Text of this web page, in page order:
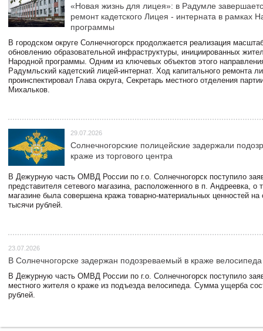
«Новая жизнь для лицея»: в Радумле
ремонт кадетского Лицея - интерната в рамках
программы
В городском округе Солнечногорск продолжается реализация
обновлению образовательной инфраструктуры, инициированных
Народной программы. Одним из ключевых объектов этого
Радумльский кадетский лицей-интернат. Ход капитального ремонта
проинспектировал Глава округа, Секретарь местного отделения
Михальков.
29.07.2026
Солнечногорские полицейские задержали
краже из торгового центра
В Дежурную часть ОМВД России по г.о. Солнечногорск поступило
представителя сетевого магазина, расположенного в п. Андреевка, о
магазине была совершена кража товарно-материальных ценностей
тысячи рублей.
23.07.2026
В Солнечногорске задержан подозреваемый в краже велосипеда
В Дежурную часть ОМВД России по г.о. Солнечногорск поступило
местного жителя о краже из подъезда велосипеда. Сумма ущерба
рублей.